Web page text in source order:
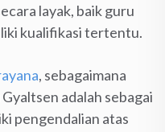
layak, baik guru
kualifikasi tertentu.
, sebagaimana
adalah sebagai
pengendalian atas